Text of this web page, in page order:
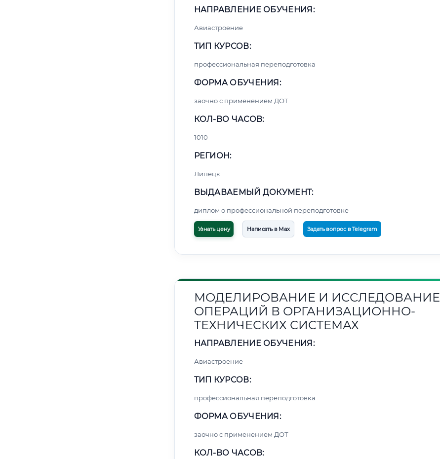
НАПРАВЛЕНИЕ ОБУЧЕНИЯ:
Авиастроение
ТИП КУРСОВ:
профессиональная переподготовка
ФОРМА ОБУЧЕНИЯ:
заочно с применением ДОТ
КОЛ-ВО ЧАСОВ:
1010
РЕГИОН:
Липецк
ВЫДАВАЕМЫЙ ДОКУМЕНТ:
диплом о профессиональной переподготовке
Узнать цену Написать в Max Задать вопрос в Telegram
МОДЕЛИРОВАНИЕ И ИССЛЕДОВАНИЕ
ОПЕРАЦИЙ В ОРГАНИЗАЦИОННО-
ТЕХНИЧЕСКИХ СИСТЕМАХ
НАПРАВЛЕНИЕ ОБУЧЕНИЯ:
Авиастроение
ТИП КУРСОВ:
профессиональная переподготовка
ФОРМА ОБУЧЕНИЯ:
заочно с применением ДОТ
КОЛ-ВО ЧАСОВ: